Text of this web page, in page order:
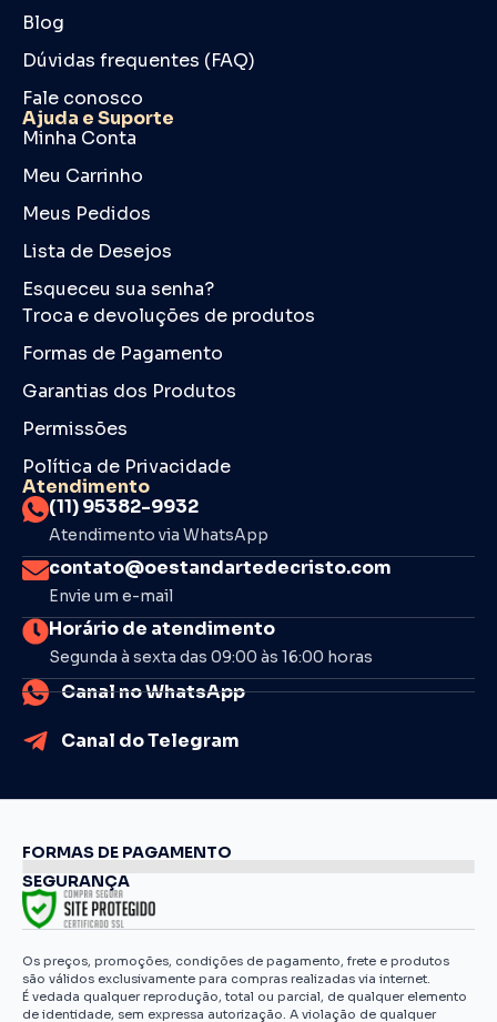
Blog
Dúvidas frequentes (FAQ)
Fale conosco
Ajuda e Suporte
Minha Conta
Meu Carrinho
Meus Pedidos
Lista de Desejos
Esqueceu sua senha?
Troca e devoluções de produtos
Formas de Pagamento
Garantias dos Produtos
Permissões
Política de Privacidade
Atendimento
(11) 95382-9932
Atendimento via WhatsApp
contato@oestandartedecristo.com
Envie um e-mail
Horário de atendimento
Segunda à sexta das 09:00 às 16:00 horas
Canal no WhatsApp
Canal do Telegram
FORMAS DE PAGAMENTO
SEGURANÇA
Os preços, promoções, condições de pagamento, frete e produtos
são válidos exclusivamente para compras realizadas via internet.
É vedada qualquer reprodução, total ou parcial, de qualquer elemento
de identidade, sem expressa autorização. A violação de qualquer